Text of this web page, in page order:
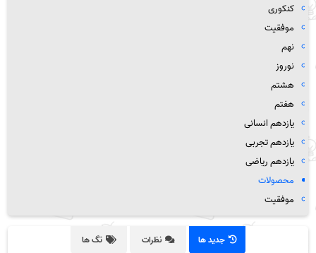
کنکوری
موفقیت
نهم
نوروز
هشتم
هفتم
یازدهم انسانی
یازدهم تجربی
یازدهم ریاضی
محصولات
موفقیت
جدید ها نظرات تگ ها